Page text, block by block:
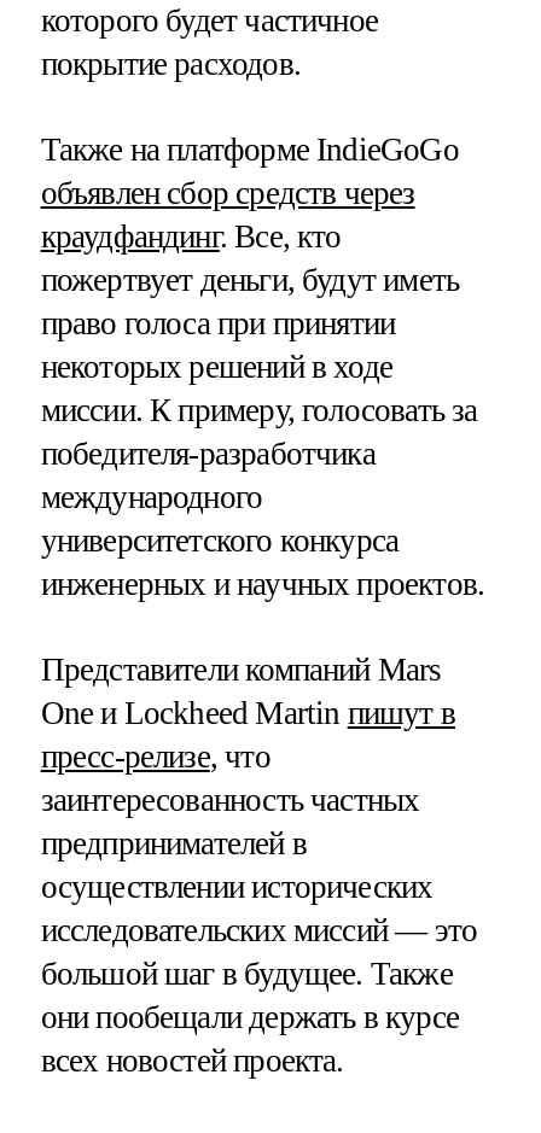
которого будет частичное
покрытие расходов.
Также на платформе IndieGoGo
объявлен сбор средств через
краудфандинг. Все, кто
пожертвует деньги, будут иметь
право голоса при принятии
некоторых решений в ходе
миссии. К примеру, голосовать за
победителя-разработчика
международного
университетского конкурса
инженерных и научных проектов.
Представители компаний Mars
One и Lockheed Martin пишут в
пресс-релизе, что
заинтересованность частных
предпринимателей в
осуществлении исторических
исследовательских миссий — это
большой шаг в будущее. Также
они пообещали держать в курсе
всех новостей проекта.